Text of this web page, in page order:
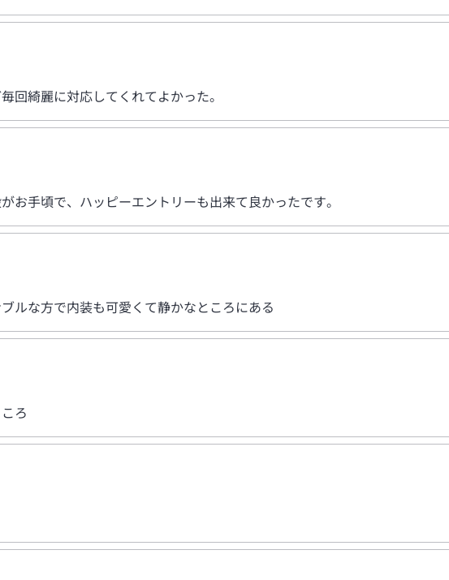
回綺麗に対応してくれてよかった。
お手頃で、ハッピーエントリーも出来て良かったです。
ルな方で内装も可愛くて静かなところにある
ろ